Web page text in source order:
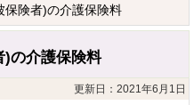
保険者)の介護保険料
)の介護保険料
更新日：2021年6月1日